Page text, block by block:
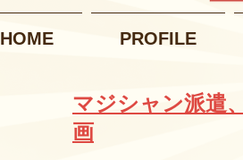
HOME PROFILE
マジシャン派遣
画